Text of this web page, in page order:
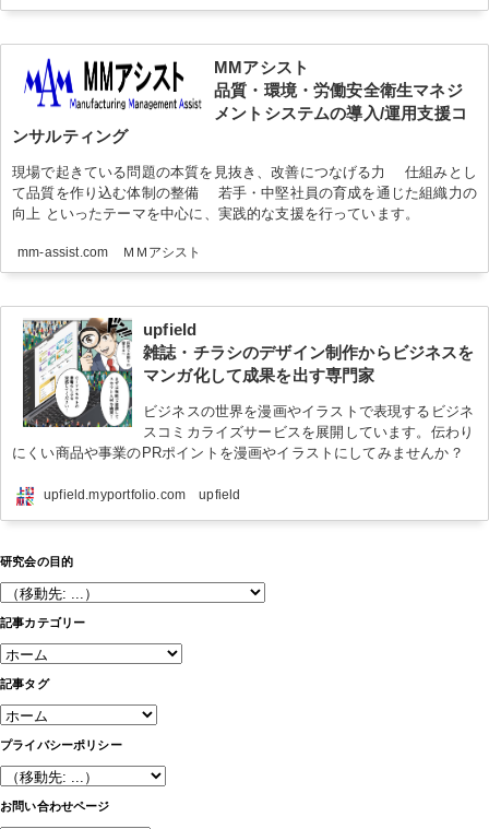
MMアシスト
品質・環境・労働安全衛生マネジ
メントシステムの導入/運用支援コ
ンサルティング
現場で起きている問題の本質を見抜き、改善につなげる力 仕組みとし
て品質を作り込む体制の整備 若手・中堅社員の育成を通じた組織力の
向上 といったテーマを中心に、実践的な支援を行っています。
mm-assist.com ＭＭアシスト
upfield
雑誌・チラシのデザイン制作からビジネスを
マンガ化して成果を出す専門家
ビジネスの世界を漫画やイラストで表現するビジネ
スコミカライズサービスを展開しています。伝わり
にくい商品や事業のPRポイントを漫画やイラストにしてみませんか？
upfield.myportfolio.com upfield
研究会の目的
記事カテゴリー
記事タグ
プライバシーポリシー
お問い合わせページ